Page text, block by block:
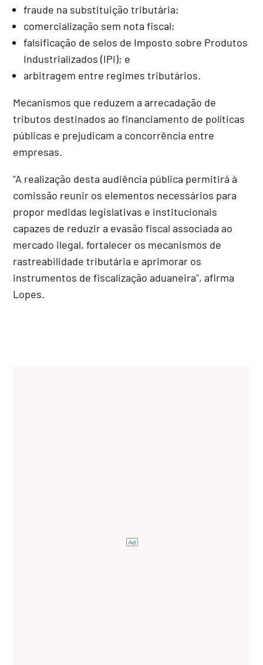
fraude na substituição tributária;
comercialização sem nota fiscal;
falsificação de selos de Imposto sobre Produtos
Industrializados (IPI); e
arbitragem entre regimes tributários.
Mecanismos que reduzem a arrecadação de
tributos destinados ao financiamento de políticas
públicas e prejudicam a concorrência entre
empresas.
"A realização desta audiência pública permitirá à
comissão reunir os elementos necessários para
propor medidas legislativas e institucionais
capazes de reduzir a evasão fiscal associada ao
mercado ilegal, fortalecer os mecanismos de
rastreabilidade tributária e aprimorar os
instrumentos de fiscalização aduaneira", afirma
Lopes.